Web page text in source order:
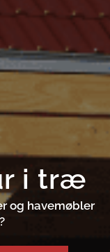
i træ
og havemøbler